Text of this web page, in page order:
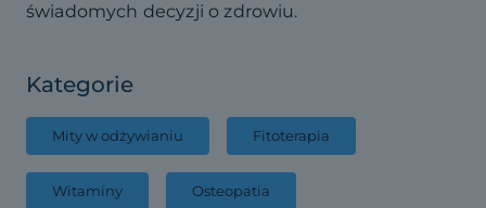
świadomych decyzji o zdrowiu.
Kategorie
Mity w odżywianiu Fitoterapia
Witaminy Osteopatia